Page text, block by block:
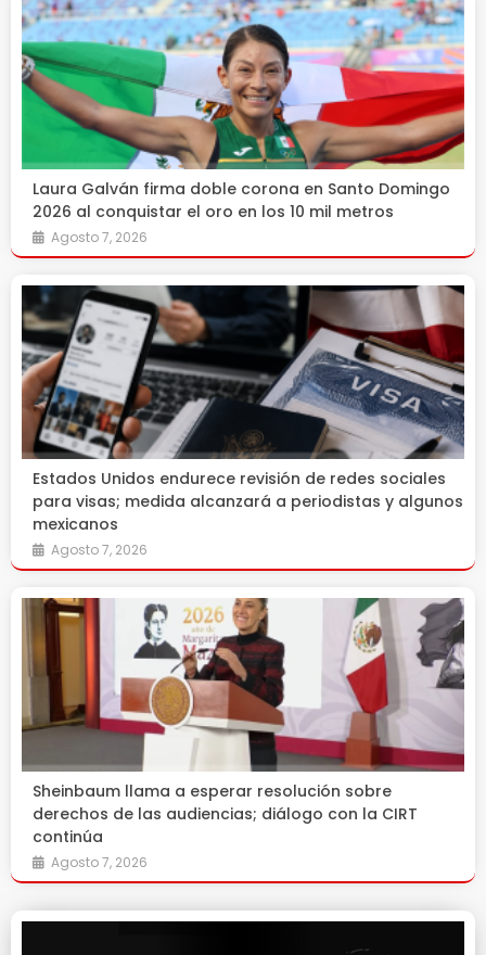
Laura Galván firma doble corona en Santo Domingo
2026 al conquistar el oro en los 10 mil metros
Agosto 7, 2026
Estados Unidos endurece revisión de redes sociales
para visas; medida alcanzará a periodistas y algunos
mexicanos
Agosto 7, 2026
Sheinbaum llama a esperar resolución sobre
derechos de las audiencias; diálogo con la CIRT
continúa
Agosto 7, 2026